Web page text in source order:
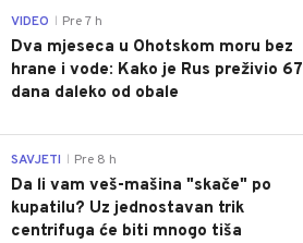
VIDEO Pre 7 h
Dva mjeseca u Ohotskom moru bez
hrane i vode: Kako je Rus preživio 67
dana daleko od obale
SAVJETI Pre 8 h
Da li vam veš-mašina "skače" po
kupatilu? Uz jednostavan trik
centrifuga će biti mnogo tiša